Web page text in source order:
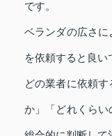
です。
ベランダの広さに
を依頼すると良い
どの業者に依頼
か」「どれくらい